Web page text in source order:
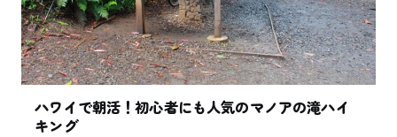
ハワイで朝活！初心者にも人気のマノアの滝ハイ
キング